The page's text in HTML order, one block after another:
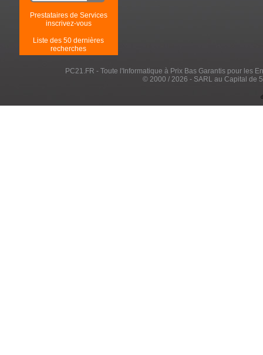
Prestataires de Services
inscrivez-vous
Liste des 50 dernières
recherches
PC21.FR - Toute l'Informatique à Prix Bas Garantis pour les
© 2000 / 2026 - SARL au Capital de